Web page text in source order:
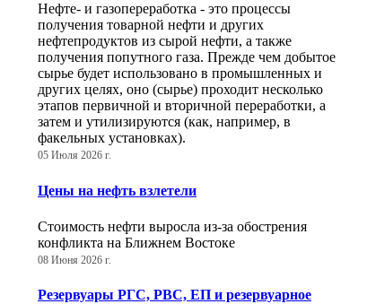
Нефте- и газопереработка - это процессы
получения товарной нефти и других
нефтепродуктов из сырой нефти, а также
получения попутного газа. Прежде чем добытое
сырье будет использовано в промышленных и
других целях, оно (сырье) проходит несколько
этапов первичной и вторичной переработки, а
затем и утилизируются (как, например, в
факельных установках).
05 Июля 2026 г.
Цены на нефть взлетели
Стоимость нефти выросла из-за обострения
конфликта на Ближнем Востоке
08 Июня 2026 г.
Резервуары РГС, РВС, ЕП и резервуарное